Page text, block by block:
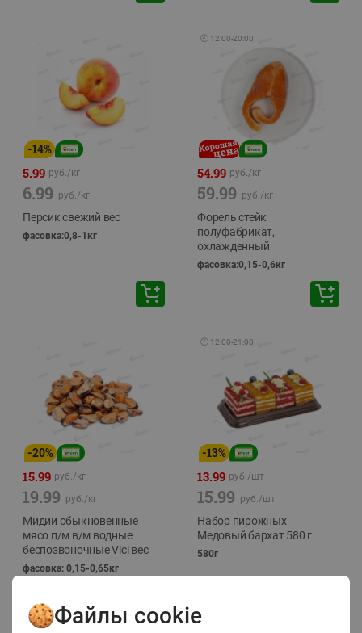
-14%
5.99 руб./кг
6.99 руб./кг
Персик свежий вес
фасовка:0,8-1кг
🕘 12:00-20:00
54.99 руб./кг
59.99 руб./кг
Форель стейк
полуфабрикат,
охлажденный
фасовка:0,15-0,6кг
-20%
15.99 руб./кг
19.99 руб./кг
Мидии обыкновенные
мясо п/м в/м водные
беспозвоночные Vici вес
фасовка: 0,15-0,65кг
🕘 12:00-21:00
-13%
13.99 руб./шт
15.99 руб./шт
Набор пирожных
Медовый бархат 580 г
580г
Файлы cookie